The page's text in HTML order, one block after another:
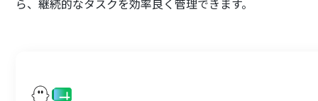
ら、継続的なタスクを効率良く管理できます。